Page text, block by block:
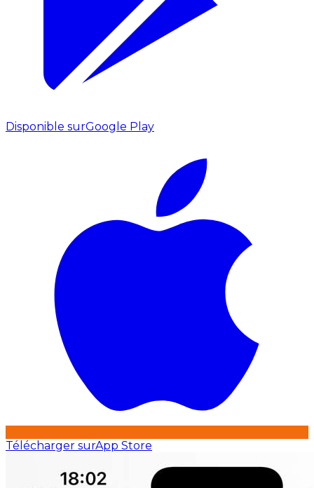
Disponible surGoogle Play
Télécharger surApp Store